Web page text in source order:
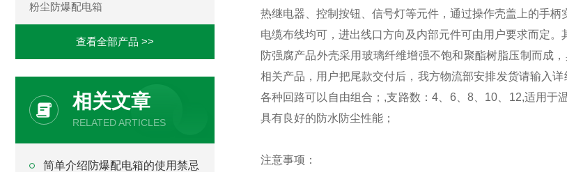
粉尘防爆配电箱
查看全部产品 >>
相关文章
RELATED ARTICLES
简单介绍防爆配电箱的使用禁忌
热继电器、控制按钮、信号灯等元件，通过操作壳盖上的手
电缆布线均可，进出线口方向及内部元件可由用户要求而定。
防强腐产品外壳采用玻璃纤维增强不饱和聚酯树脂压制而成
相关产品，用户把尾款交付后，我方物流部安排发货请输入
各种回路可以自由组合；,支路数：4、6、8、10、12,适用
具有良好的防水防尘性能；
注意事项：